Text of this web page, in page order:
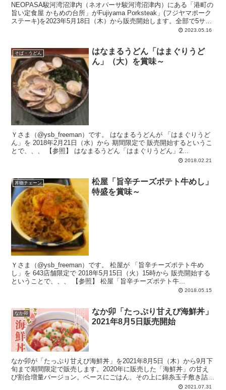
NEOPASA駿河湾沼津内（ネオパーサ駿河湾沼津内）にある「港町の
旨い定食屋 かもめの台所」がFujiyama Porksteak」(フジヤマポーク
ステーキ)を2023年5月18日（木）から販売開始します。全部で5サイ
ズある中の最大サイズ「頂(イタダキ) ‐Summit‐」は約900gを誇る巨
2023.05.16
そば・うどん
はなまるうどん「はまぐりうど
ん」（大）を賞味～
Ｙさま（@ysb_freeman）です。 はなまるうどんが 「はまぐりうど
ん」を 2018年2月21日（水）から 期間限定で 販売開始するというこ
とで、、、 【参照】 はなまるうどん「はまぐりうどん」2...
2018.02.21
丼物チェーン
松屋「旨辛チーズポテト牛めし」
特盛を賞味～
Ｙさま（@ysb_freeman）です。 松屋が 「旨辛チーズポテト牛め
し」を 643店舗限定で 2018年5月15日（火）15時から 販売開始する
ということで、、、 【参照】 松屋「旨辛チーズポテト牛...
2018.05.15
なか卯
なか卯「たっぷり甘えび海鮮丼」
2021年8月5日販売開始
なか卯が「たっぷり甘えび海鮮丼」を2021年8月5日（木）から9月下
旬まで期間限定で販売します。2020年に販売した「海鮮丼」の甘え
び割合増量バージョン。ベースにごはん。その上に錦糸玉子敷き詰
め。甘えび、まぐろ、サーモン、いか、細ねぎぱらり、白ごまぱら
2021.07.31